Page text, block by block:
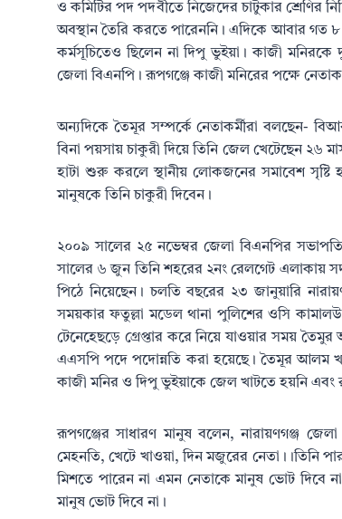
ও কমিটির পদ পদবীতে নিজেদের চাটুকার শ্রেণির
অবস্থান তৈরি করতে পারেননি। এদিকে আবার গত ৮
কর্মসূচিতেও ছিলেন না দিপু ভুইয়া। কাজী
জেলা বিএনপি। রূপগঞ্জে কাজী মনিরের পক্ষে
অন্যদিকে তৈমূর সম্পর্কে নেতাকর্মীরা বলছেন-
বিনা পয়সায় চাকুরী দিয়ে তিনি জেল খেটেছেন ২৬
হাটা শুরু করলে স্থানীয় লোকজনের সমাবেশ
মানুষকে তিনি চাকুরী দিবেন।
২০০৯ সালের ২৫ নভেম্বর জেলা বিএনপির
সালের ৬ জুন তিনি শহরের ২নং রেলগেট এলাকায়
পিঠে নিয়েছেন। চলতি বছরের ২৩ জানুয়ারি
সময়কার ফতুল্লা মডেল থানা পুলিশের ওসি
টেনেহেছড়ে গ্রেপ্তার করে নিয়ে যাওয়ার সময়
এএসপি পদে পদোন্নতি করা হয়েছে। তৈমূর আলম
কাজী মনির ও দিপু ভুইয়াকে জেল খাটতে হয়নি এবং
রূপগঞ্জের সাধারণ মানুষ বলেন, নারায়ণগঞ্জ
মেহনতি, খেটে খাওয়া, দিন মজুরের নেতা।।তিনি
মিশতে পারেন না এমন নেতাকে মানুষ ভোট দিবে
মানুষ ভোট দিবে না।